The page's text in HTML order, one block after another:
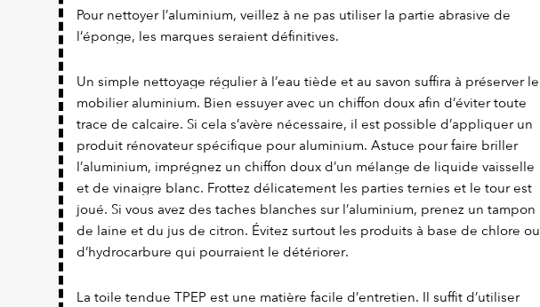
Pour nettoyer l’aluminium, veillez à ne pas utiliser la partie abrasive de
l’éponge, les marques seraient définitives.
Un simple nettoyage régulier à l’eau tiède et au savon suffira à préserver le
mobilier aluminium. Bien essuyer avec un chiffon doux afin d’éviter toute
trace de calcaire. Si cela s’avère nécessaire, il est possible d’appliquer un
produit rénovateur spécifique pour aluminium. Astuce pour faire briller
l’aluminium, imprégnez un chiffon doux d’un mélange de liquide vaisselle
et de vinaigre blanc. Frottez délicatement les parties ternies et le tour est
joué. Si vous avez des taches blanches sur l’aluminium, prenez un tampon
de laine et du jus de citron. Évitez surtout les produits à base de chlore ou
d’hydrocarbure qui pourraient le détériorer.
La toile tendue TPEP est une matière facile d’entretien. Il suffit d’utiliser